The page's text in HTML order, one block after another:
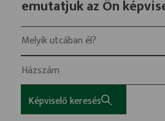
Bemutatjuk az Ön
Melyik utcában él?
Képviselő keresés